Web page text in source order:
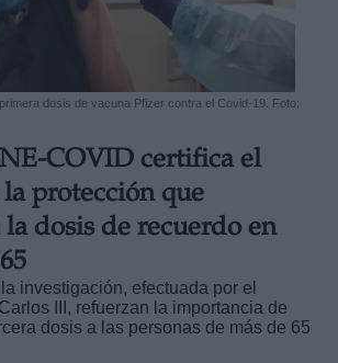
dosis de vacuna Pfizer contra el Covid-19. Foto:
COVID certifica el
protección que
dosis de recuerdo en
investigación, efectuada por el
III, refuerzan la importancia de
dosis a las personas de más de 65